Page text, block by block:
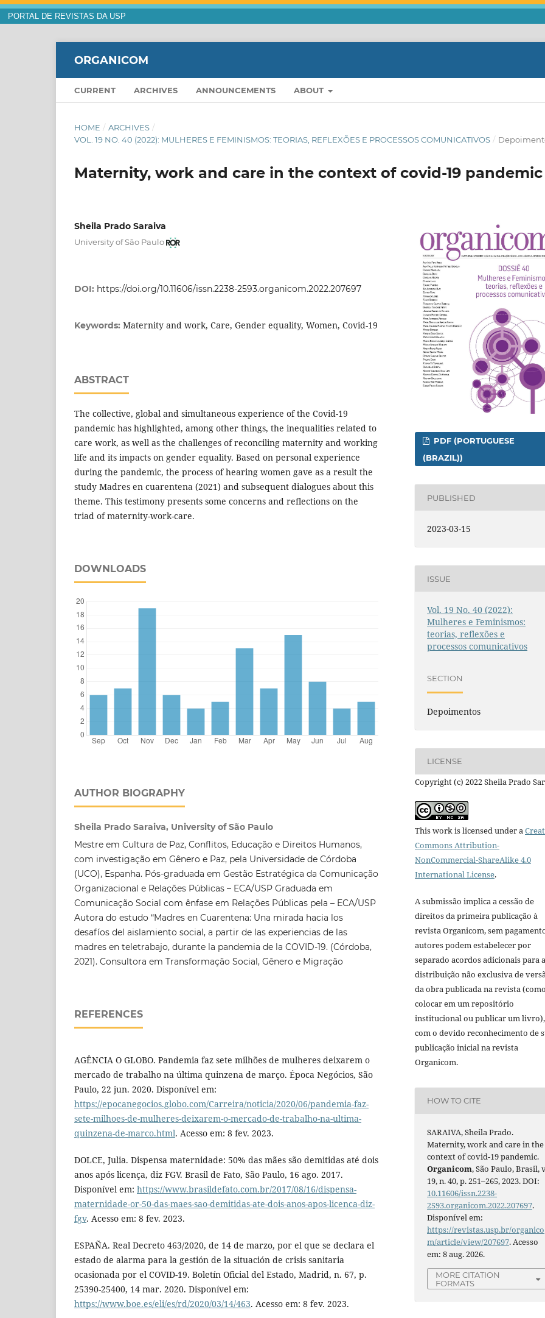
PORTAL DE REVISTAS DA USP
ORGANICOM
CURRENT ARCHIVES ANNOUNCEMENTS ABOUT
HOME / ARCHIVES /
VOL. 19 NO. 40 (2022): MULHERES E FEMINISMOS: TEORIAS, REFLEXÕES E PROCESSOS COMUNICATIVOS /
Maternity, work and care in the context of covid-19 pandemic
Sheila Prado Saraiva
University of São Paulo
DOI: https://doi.org/10.11606/issn.2238-2593.organicom.2022.207697
Keywords: Maternity and work, Care, Gender equality, Women, Covid-19
ABSTRACT
The collective, global and simultaneous experience of the Covid-19
pandemic has highlighted, among other things, the inequalities related to
care work, as well as the challenges of reconciling maternity and working
life and its impacts on gender equality. Based on personal experience
during the pandemic, the process of hearing women gave as a result the
study Madres en cuarentena (2021) and subsequent dialogues about this
theme. This testimony presents some concerns and reflections on the
triad of maternity-work-care.
DOWNLOADS
AUTHOR BIOGRAPHY
Sheila Prado Saraiva, University of São Paulo
Mestre em Cultura de Paz, Conflitos, Educação e Direitos Humanos,
com investigação em Gênero e Paz, pela Universidade de Córdoba
(UCO), Espanha. Pós-graduada em Gestão Estratégica da Comunicação
Organizacional e Relações Públicas – ECA/USP Graduada em
Comunicação Social com ênfase em Relações Públicas pela – ECA/USP
Autora do estudo “Madres en Cuarentena: Una mirada hacia los
desafíos del aislamiento social, a partir de las experiencias de las
madres en teletrabajo, durante la pandemia de la COVID-19. (Córdoba,
2021). Consultora em Transformação Social, Gênero e Migração
REFERENCES
AGÊNCIA O GLOBO. Pandemia faz sete milhões de mulheres deixarem o
mercado de trabalho na última quinzena de março. Época Negócios, São
Paulo, 22 jun. 2020. Disponível em:
https://epocanegocios.globo.com/Carreira/noticia/2020/06/pandemia-faz-
sete-milhoes-de-mulheres-deixarem-o-mercado-de-trabalho-na-ultima-
quinzena-de-marco.html. Acesso em: 8 fev. 2023.
DOLCE, Julia. Dispensa maternidade: 50% das mães são demitidas até dois
anos após licença, diz FGV. Brasil de Fato, São Paulo, 16 ago. 2017.
Disponível em: https://www.brasildefato.com.br/2017/08/16/dispensa-
maternidade-or-50-das-maes-sao-demitidas-ate-dois-anos-apos-licenca-diz-
fgv. Acesso em: 8 fev. 2023.
ESPAÑA. Real Decreto 463/2020, de 14 de marzo, por el que se declara el
estado de alarma para la gestión de la situación de crisis sanitaria
ocasionada por el COVID-19. Boletín Oficial del Estado, Madrid, n. 67, p.
25390-25400, 14 mar. 2020. Disponível em:
https://www.boe.es/eli/es/rd/2020/03/14/463. Acesso em: 8 fev. 2023.
PDF (PORTUGUESE
(BRAZIL))
PUBLISHED
2023-03-15
ISSUE
Vol. 19 No. 40 (2022):
Mulheres e Feminismos:
teorias, reflexões e
processos comunicativos
SECTION
Depoimentos
LICENSE
Copyright (c) 2022 Sheila Prado
This work is licensed under a
Commons Attribution-
NonCommercial-ShareAlike 4.0
International License.
A submissão implica a cessão de
direitos da primeira publicação à
revista Organicom, sem
autores podem estabelecer por
separado acordos adicionais para a
distribuição não exclusiva de
da obra publicada na revista
colocar em um repositório
institucional ou publicar um livro),
com o devido reconhecimento de
publicação inicial na revista
Organicom.
HOW TO CITE
SARAIVA, Sheila Prado.
Maternity, work and care in the
context of covid-19 pandemic.
Organicom, São Paulo, Brasil,
19, n. 40, p. 251–265, 2023. DOI:
10.11606/issn.2238-
2593.organicom.2022.207697.
Disponível em:
https://revistas.usp.br/organico
m/article/view/207697. Acesso
em: 8 aug. 2026.
MORE CITATION
FORMATS